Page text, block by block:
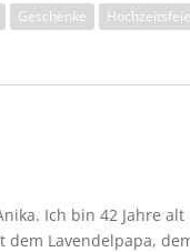
Geschenke
Ich bin 42 Jahre
dem Lavendelpapa,